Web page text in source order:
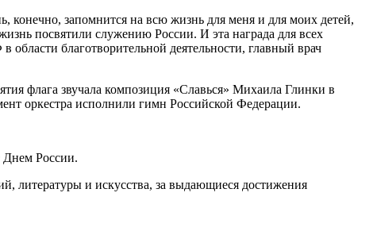
конечно, запомнится на всю жизнь для меня и для моих детей,
посвятили служению России. И эта награда для всех
благотворительной деятельности, главный врач
флага звучала композиция «Славься» Михаила Глинки в
оркестра исполнили гимн Российской Федерации.
Днем России.
литературы и искусства, за выдающиеся достижения